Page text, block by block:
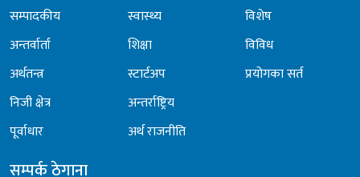
सम्पादकीय
अन्तर्वार्ता
अर्थतन्त्र
निजी क्षेत्र
पूर्वाधार
स्वास्थ्य
शिक्षा
स्टार्टअप
अन्तर्राष्ट्रिय
अर्थ राजनीति
विशेष
विविध
प्रयोगका सर्त
सम्पर्क ठेगाना